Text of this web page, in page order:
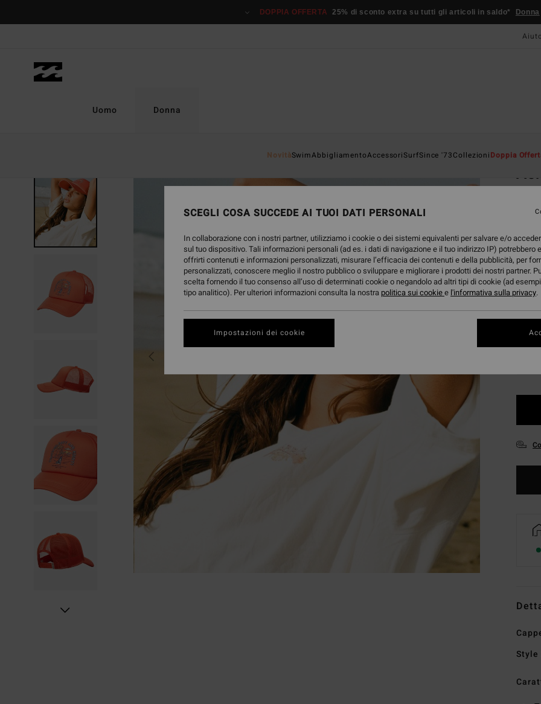
prodotto
DOPPIA OFFERTA 25% di sconto extra su tutti gli articoli in saldo* Donna
Uomo Donna
NovitàSwimAbbigliamentoAccessoriSurfSince '73CollezioniDoppia
Style
SCEGLI COSA SUCCEDE AI TUOI DATI PERSONALI
In collaborazione con i nostri partner, utilizziamo i cookie o dei sistemi equivalenti per salvare e/o
sul tuo dispositivo. Tali informazioni personali (ad es. i dati di navigazione e il tuo indirizzo IP) potrebbero
offrirti contenuti e informazioni personalizzati, misurare l’efficacia dei contenuti e della pubblicità, per
personalizzati, conoscere meglio il nostro pubblico o sviluppare e migliorare i prodotti dei nostri partner.
scelta fornendo il tuo consenso all’uso di determinati cookie o negandolo ad altri tipi di cookie (ad
tipo analitico). Per ulteriori informazioni consulta la nostra politica sui cookiee l'informativa sulla privacy.
Impostazioni dei cookie